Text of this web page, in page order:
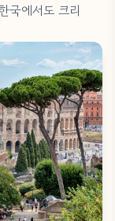
국에서도 크리